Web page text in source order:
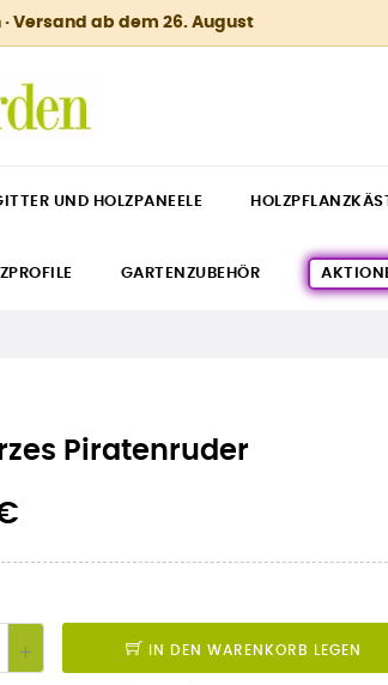
Versand ab dem 26. August
UND HOLZPANEELE
GARTENZUBEHÖR
Piratenruder
IN DEN WARENKORB LEGEN